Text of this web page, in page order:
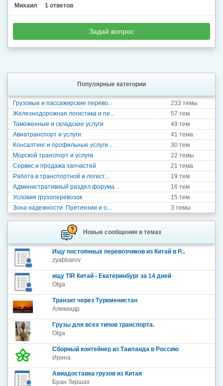
Михаил 1 ответов
Задай вопрос
Популярные категории
Грузовые и пассажирские перево...
233 темы
Железнодорожная логистика и пе...
57 тем
Таможенные и складские услуги
49 тем
Авиатранспорт и услуги
41 тема
Консалтинг и профильные услуги...
30 тем
Морской транспорт и услуги
22 темы
Сервис и продажа запчастей
21 тема
Работа в транспортной и логист...
19 тем
Административный раздел форума...
16 тем
Условия грузоперевозок
15 тем
Зона надежности. Претензии и о...
3 темы
Новые сообщения в темах
Ищу постоянных перевозчиков из Китай в Р...
zyabbarov
ищу TIR Китай - Екатеринбург за 14 дней
Olga
Транзит через Туркменистан
Алекандр
Грузы для всех типов транспорта.
Olga
Сборный контейнер из Таиланда в Россию
Ирина
Авиадоставка грузов из Китая
Бран Тиршах